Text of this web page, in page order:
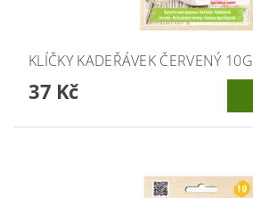
KLÍČKY KADEŘÁVEK ČERVENÝ 10G
37 Kč